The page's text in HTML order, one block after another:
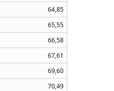
64,85
65,55
66,58
67,61
69,60
70,49